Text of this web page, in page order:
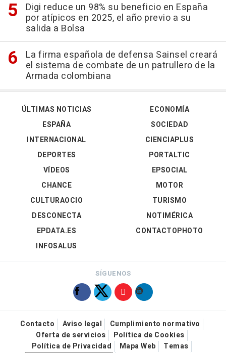
Digi reduce un 98% su beneficio en España
por atípicos en 2025, el año previo a su
salida a Bolsa
La firma española de defensa Sainsel creará
el sistema de combate de un patrullero de la
Armada colombiana
ÚLTIMAS NOTICIAS
ESPAÑA
INTERNACIONAL
DEPORTES
VÍDEOS
ECONOMÍA
SOCIEDAD
CIENCIAPLUS
PORTALTIC
EPSOCIAL
CHANCE
CULTURAOCIO
DESCONECTA
EPDATA.ES
INFOSALUS
MOTOR
TURISMO
NOTIMÉRICA
CONTACTOPHOTO
SÍGUENOS
Contacto Aviso legal
Cumplimiento normativo
Oferta de servicios
Política de Cookies
Política de Privacidad
Mapa Web
Temas